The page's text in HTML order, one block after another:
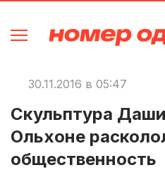
30.11.2016 в 05:47
Скульптура
Ольхоне
общественность